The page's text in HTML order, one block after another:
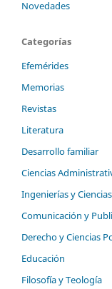
Novedades
Categorías
Efemérides
Memorias
Revistas
Literatura
Desarrollo familiar
Ciencias
Ingenierías y
Comunicación y
Derecho y Ciencias
Educación
Filosofía y Teología